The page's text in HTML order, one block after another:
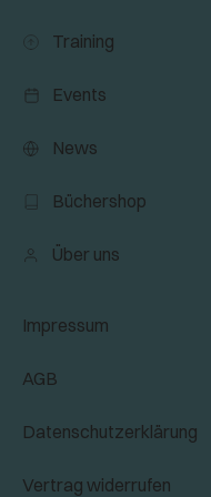
Training
Events
News
Büchershop
Über uns
Impressum
AGB
Datenschutzerklärung
Vertrag widerrufen